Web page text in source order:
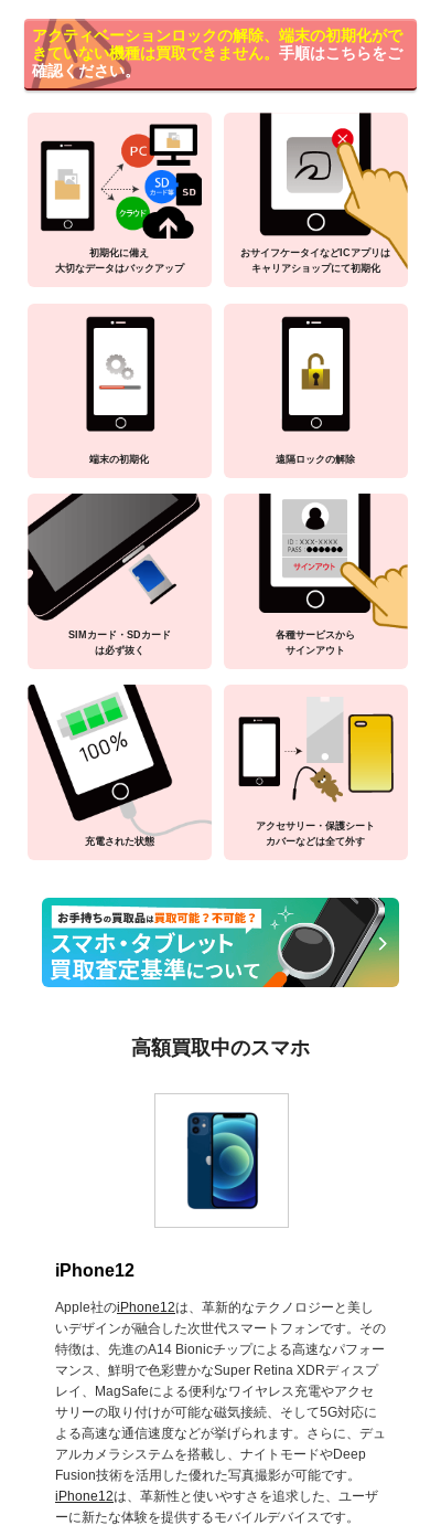
アクティベーションロックの解除、端末の初期化がで
きていない機種は買取できません。 手順はこちらをご
確認ください。
初期化に備え
大切なデータはバックアップ
おサイフケータイなどICアプリは
キャリアショップにて初期化
端末の初期化 遠隔ロックの解除
SIMカード・SDカード
は必ず抜く
各種サービスから
サインアウト
充電された状態
アクセサリー・保護シート
カバーなどは全て外す
高額買取中のスマホ
iPhone12
Apple社のiPhone12は、革新的なテクノロジーと美し
いデザインが融合した次世代スマートフォンです。その
特徴は、先進のA14 Bionicチップによる高速なパフォー
マンス、鮮明で色彩豊かなSuper Retina XDRディスプ
レイ、MagSafeによる便利なワイヤレス充電やアクセ
サリーの取り付けが可能な磁気接続、そして5G対応に
よる高速な通信速度などが挙げられます。さらに、デュ
アルカメラシステムを搭載し、ナイトモードやDeep
Fusion技術を活用した優れた写真撮影が可能です。
iPhone12は、革新性と使いやすさを追求した、ユーザ
ーに新たな体験を提供するモバイルデバイスです。